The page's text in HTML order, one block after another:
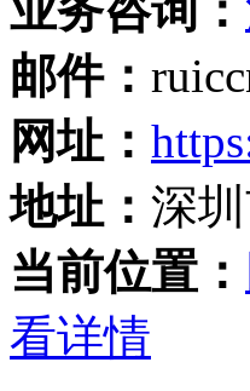
邮件：
网址：
地址： 深
当前位置：
看详情